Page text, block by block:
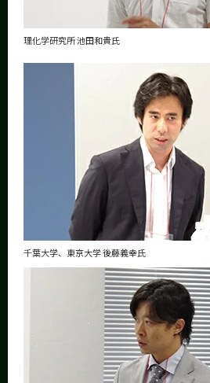
理化学研究所 池田和貴氏
千葉大学、東京大学 後藤義幸氏